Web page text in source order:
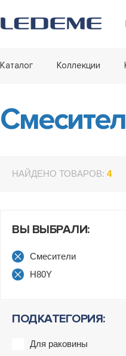
Каталог Коллекции
НАЙДЕНО ТОВАРОВ: 4
ВЫ ВЫБРАЛИ:
Смесители
H80Y
ПОДКАТЕГОРИЯ:
Для раковины